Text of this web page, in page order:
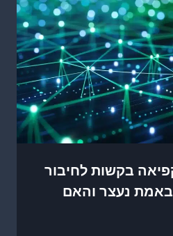
בקשות לחיבור
נעצר והאם